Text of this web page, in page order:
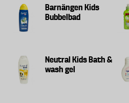
Barnängen Kids
Bubbelbad
Neutral Kids Bath &
wash gel